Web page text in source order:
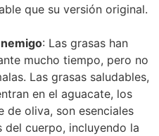
que su versión original.
: Las grasas han
mucho tiempo, pero no
Las grasas saludables,
en el aguacate, los
de oliva, son esenciales
del cuerpo, incluyendo la